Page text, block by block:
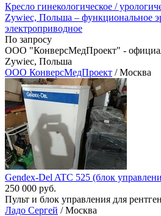
Кресло гинекологическое /
Zywiec, Польша – функциональное
электроприводное
По запросу
ООО "КонверсМедПроект" -
Zywiec, Польша
ООО КонверсМедПроект / Москва
Gendex-Del ATC 525 (блок
250 000 руб.
Пульт и блок управления для
Ладо Сергей / Москва